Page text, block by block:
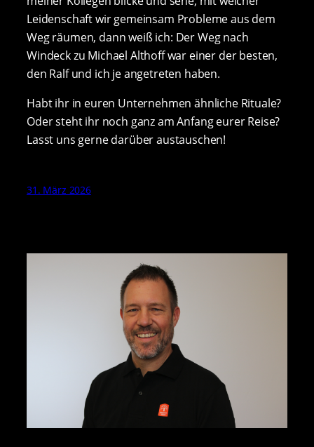
Leidenschaft wir gemeinsam Probleme aus dem
Weg räumen, dann weiß ich: Der Weg nach
Windeck zu Michael Althoff war einer der besten,
den Ralf und ich je angetreten haben.
Habt ihr in euren Unternehmen ähnliche Rituale?
Oder steht ihr noch ganz am Anfang eurer Reise?
Lasst uns gerne darüber austauschen!
31. März 2026